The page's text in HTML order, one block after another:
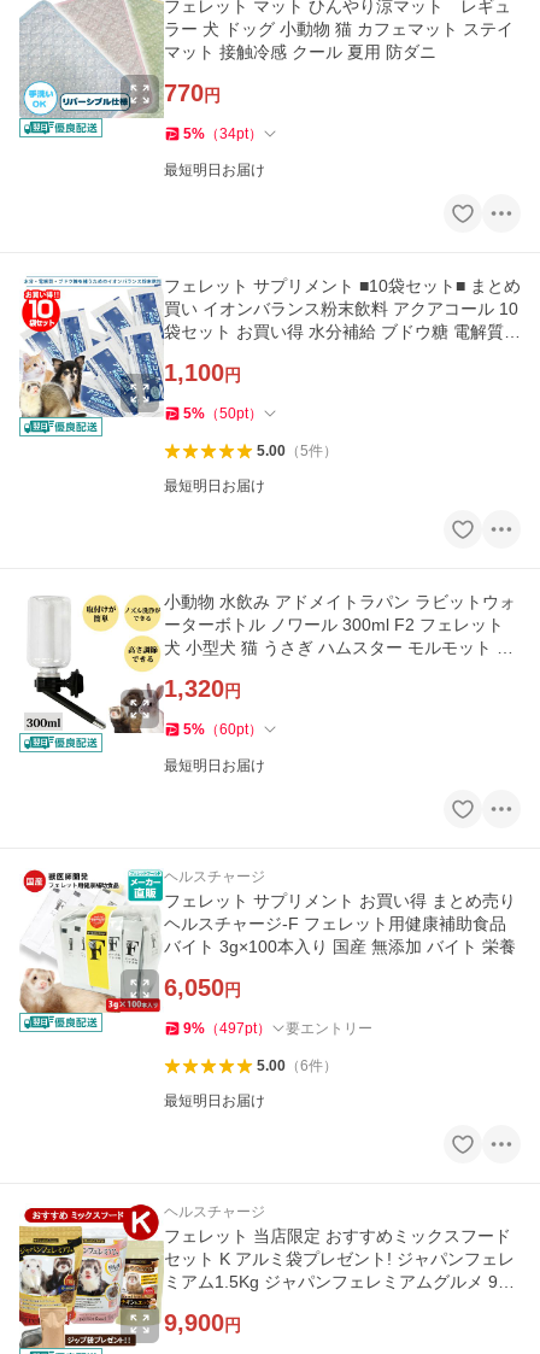
フェレット マット ひんやり涼マット レギュ
ラー 犬 ドッグ 小動物 猫 カフェマット ステイ
マット 接触冷感 クール 夏用 防ダニ
770円
5% （34pt）
最短明日お届け
フェレット サプリメント ■10袋セット■ まとめ
買い イオンバランス粉末飲料 アクアコール 10
袋セット お買い得 水分補給 ブドウ糖 電解質
1,100円
5% （50pt）
5.00（5件）
最短明日お届け
小動物 水飲み アドメイトラパン ラビットウォ
ーターボトル ノワール 300ml F2 フェレット
犬 小型犬 猫 うさぎ ハムスター モルモット 給
1,320円
5% （60pt）
最短明日お届け
ヘルスチャージ
フェレット サプリメント お買い得 まとめ売り
ヘルスチャージ-F フェレット用健康補助食品
バイト 3g×100本入り 国産 無添加 バイト 栄養
6,050円
9% （497pt） 要エントリー
5.00（6件）
最短明日お届け
ヘルスチャージ
フェレット 当店限定 おすすめミックスフード
セット K アルミ袋プレゼント! ジャパンフェレ
ミアム1.5Kg ジャパンフェレミアムグルメ 900
9,900円